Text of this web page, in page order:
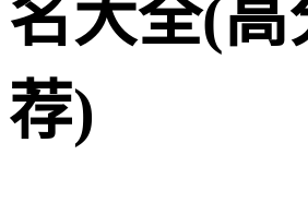
名大全(高
荐)